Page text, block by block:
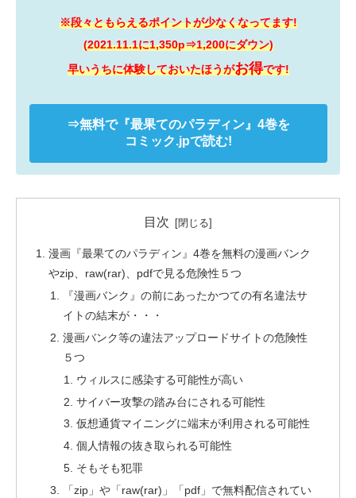
※段々ともらえるポイントが少なくなってます!
(2021.11.1に1,350p⇒1,200にダウン)
早いうちに体験しておいたほうがお得です!
⇒無料で『最果てのパラディン』 4巻を
コミック.jpで読む!
目次
漫画『最果てのパラディン』4巻を無料の漫画バンク
やzip、raw(rar)、pdfで見る危険性５つ
『漫画バンク』の前にあったかつての有名違法サ
イトの結末が・・・
漫画バンク等の違法アップロードサイトの危険性
５つ
ウィルスに感染する可能性が高い
サイバー攻撃の踏み台にされる可能性
仮想通貨マイニングに端末が利用される可能性
個人情報の抜き取られる可能性
そもそも犯罪
「zip」や「raw(rar)」「pdf」で無料配信されてい